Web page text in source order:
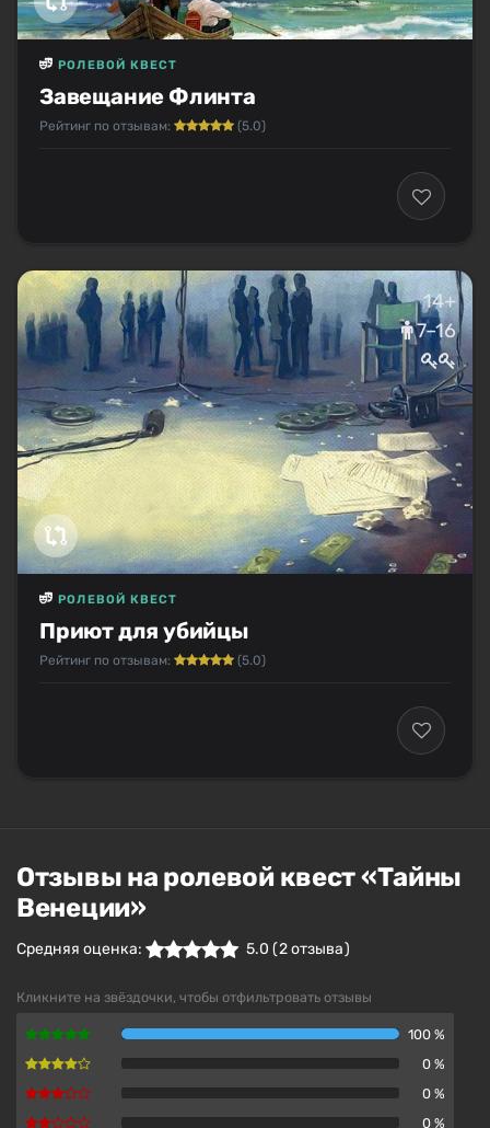
Завещание Флинта
РОЛЕВОЙ КВЕСТ
Рейтинг по отзывам: (5.0)
14+
7–16
Приют для убийцы
РОЛЕВОЙ КВЕСТ
Рейтинг по отзывам: (5.0)
Отзывы на ролевой квест «Тайны
Венеции»
Средняя оценка: 5.0 (2отзыва )
Кликните на звёздочки, чтобы отфильтровать отзывы
100 %
0 %
0 %
0 %